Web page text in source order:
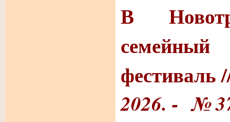
В
семейный
фестиваль
2026. - №